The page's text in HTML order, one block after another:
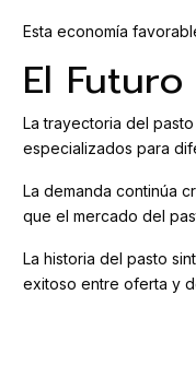
Esta economía
El
La trayectoria del
especializados para
La demanda continúa
que el mercado del
La historia del pasto
exitoso entre oferta y